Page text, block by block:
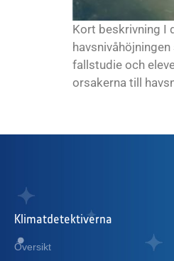
Kort beskrivning I
fallstudie och
orsakerna till
Klimatdetektiverna
Översikt